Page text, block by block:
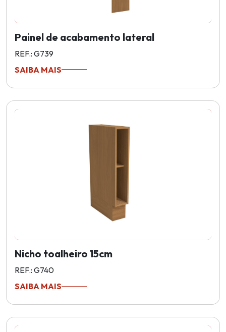
Painel de acabamento lateral
REF.: G739
SAIBA MAIS
Nicho toalheiro 15cm
REF.: G740
SAIBA MAIS